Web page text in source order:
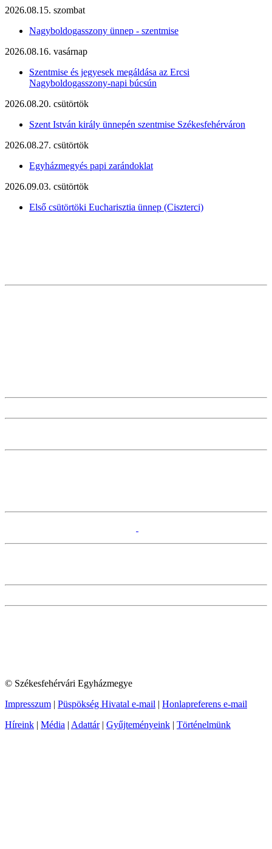
2026.08.15. szombat
Nagyboldogasszony ünnep - szentmise
2026.08.16. vasárnap
Szentmise és jegyesek megáldása az Ercsi
Nagyboldogasszony-napi búcsún
2026.08.20. csütörtök
Szent István király ünnepén szentmise Székesfehérváron
2026.08.27. csütörtök
Egyházmegyés papi zarándoklat
2026.09.03. csütörtök
Első csütörtöki Eucharisztia ünnep (Ciszterci)
© Székesfehérvári Egyházmegye
Impresszum | Püspökség Hivatal e-mail | Honlapreferens e-mail
Híreink | Média | Adattár| Gyűjteményeink | Történelmünk